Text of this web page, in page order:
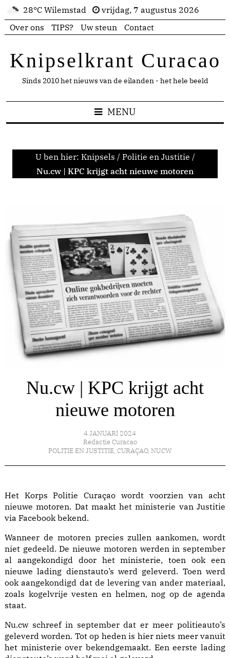
28°C Wilemstad
vrijdag, 7 augustus 2026
Over ons
TIPS? Uw steun Contact
Knipselkrant Curacao
Sinds 2010 het nieuws van de eilanden - het hele beeld
MENU
U ben hier: Knipsels / Politie en Justitie /
Nu.cw | KPC krijgt acht nieuwe motoren
Nu.cw | KPC krijgt acht
nieuwe motoren
4 JANUARI 2024
Redactie Curacao
POLITIE EN JUSTITIE, CURAÇAO, NU.CW
Het Korps Politie Curaçao wordt voorzien van acht
nieuwe motoren. Dat maakt het ministerie van Justitie
via Facebook bekend.
Wanneer de motoren precies zullen aankomen, wordt
niet gedeeld. De nieuwe motoren werden in september
al aangekondigd door het ministerie, toen ook een
nieuwe lading dienstauto’s werd geleverd. Toen werd
ook aangekondigd dat de levering van ander materiaal,
zoals kogelvrije vesten en helmen, nog op de agenda
staat.
Nu.cw schreef in september dat er meer politieauto’s
geleverd worden. Tot op heden is hier niets meer vanuit
het ministerie over bekendgemaakt. Een eerste lading